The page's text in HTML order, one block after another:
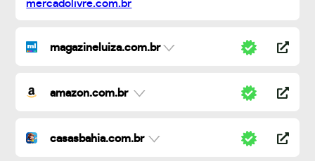
magazineluiza.com.br
amazon.com.br
casasbahia.com.br